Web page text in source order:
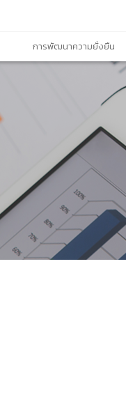
การพัฒนาความยั่งยืน